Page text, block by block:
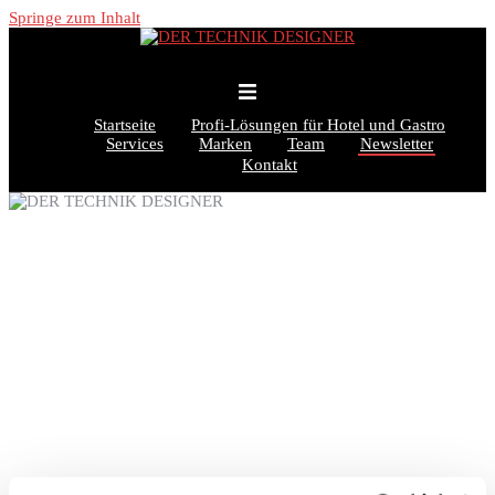
Springe zum Inhalt
Startseite
Profi-Lösungen für Hotel und Gastro
Services
Marken Team
Newsletter
Kontakt